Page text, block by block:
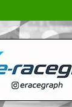
COBERTURA
08/09-AGO
IAME SERIES